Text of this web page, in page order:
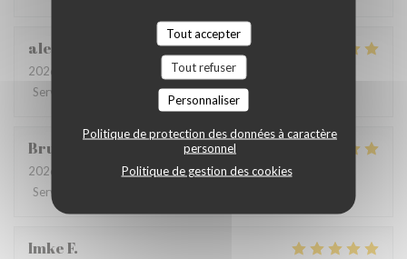
Tout accepter
Tout refuser
Personnaliser
Politique de protection des données à caractère
personnel
Politique de gestion des cookies
alessandra
2026-06-23
- 20:00 - Couverts 4
Service
:4/5 Cuisine:5/5
Bruce
2026-06-20
- 21:30 - Couverts 2
Service
ImkeF